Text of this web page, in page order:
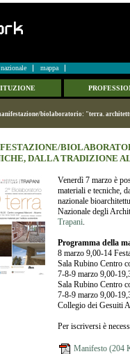
mappa
biolaboratorio: "terra.
DALLA TRADIZIONE
Venerdì 7 marzo è
materiali e tecniche,
nazionale
Nazionale degli
Trapani.
Programma della
8 marzo 9,00-14
Sala Rubino Centro
7-8-9 marzo 9,00-
Sala Rubino Centro
7-8-9 marzo 9,00-
Collegio dei Gesuiti
Per iscriversi è
Manifesto (204